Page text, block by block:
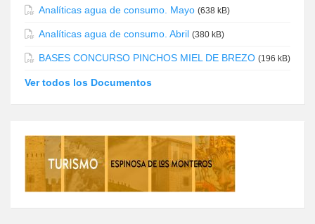
Analíticas agua de consumo. Mayo (638 kB)
Analíticas agua de consumo. Abril (380 kB)
BASES CONCURSO PINCHOS MIEL DE BREZO (196 kB)
Ver todos los Documentos